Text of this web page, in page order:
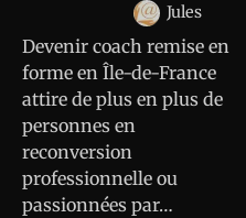
Jules
Devenir coach remise en
forme en Île-de-France
attire de plus en plus de
personnes en
reconversion
professionnelle ou
passionnées par…